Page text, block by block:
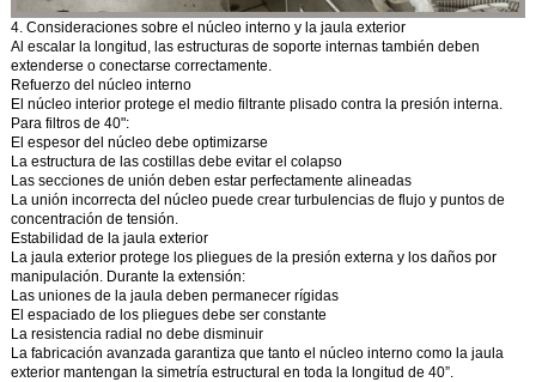
4. Consideraciones sobre el núcleo interno y la jaula exterior
Al escalar la longitud, las estructuras de soporte internas también deben
extenderse o conectarse correctamente.
Refuerzo del núcleo interno
El núcleo interior protege el medio filtrante plisado contra la presión interna.
Para filtros de 40":
El espesor del núcleo debe optimizarse
La estructura de las costillas debe evitar el colapso
Las secciones de unión deben estar perfectamente alineadas
La unión incorrecta del núcleo puede crear turbulencias de flujo y puntos de
concentración de tensión.
Estabilidad de la jaula exterior
La jaula exterior protege los pliegues de la presión externa y los daños por
manipulación. Durante la extensión:
Las uniones de la jaula deben permanecer rígidas
El espaciado de los pliegues debe ser constante
La resistencia radial no debe disminuir
La fabricación avanzada garantiza que tanto el núcleo interno como la jaula
exterior mantengan la simetría estructural en toda la longitud de 40”.